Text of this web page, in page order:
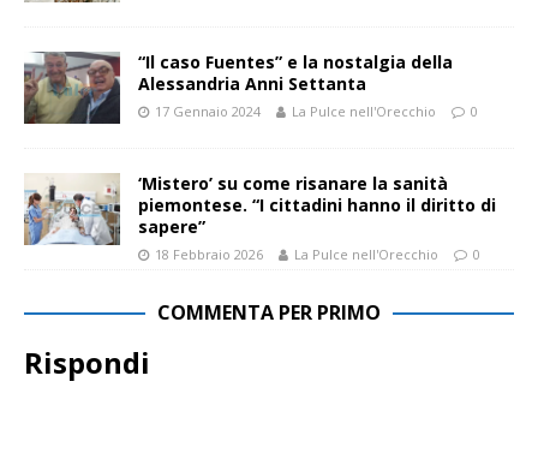
“Il caso Fuentes” e la nostalgia della
Alessandria Anni Settanta
17 Gennaio 2024 La Pulce nell'Orecchio 0
‘Mistero’ su come risanare la sanità
piemontese. “I cittadini hanno il diritto di
sapere”
18 Febbraio 2026 La Pulce nell'Orecchio 0
COMMENTA PER PRIMO
Rispondi